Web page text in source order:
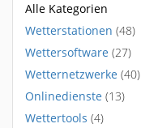
Alle Kategorien
Wetterstationen (48)
Wettersoftware (27)
Wetternetzwerke (40)
Onlinedienste (13)
Wettertools (4)